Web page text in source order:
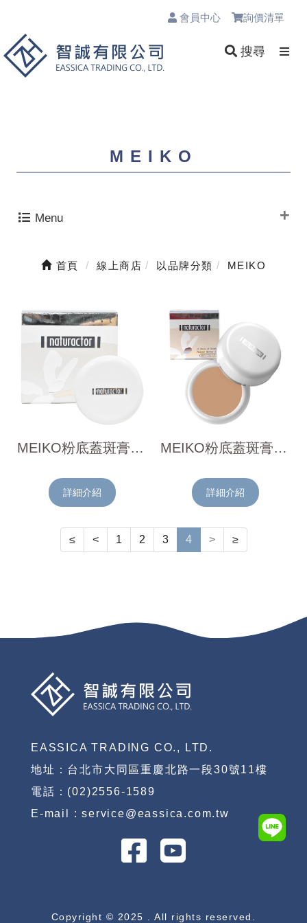
會員中心 詢價清單
搜尋
MEIKO
Menu
首頁 線上商店 以品牌分類 MEIKO
MEIKO粉底蓋斑膏20g-#140淺膚色
詳細介紹
MEIKO粉底蓋斑膏20g-#151小麥色
詳細介紹
≤ < 1 2 3 4 > ≥
EASSICA TRADING CO., LTD.
地址：台北市大同區重慶北路一段30號11樓
電話：(02)2556-1589
E-mail : service@eassica.com.tw
Copyright © 2025 . All rights reserved.